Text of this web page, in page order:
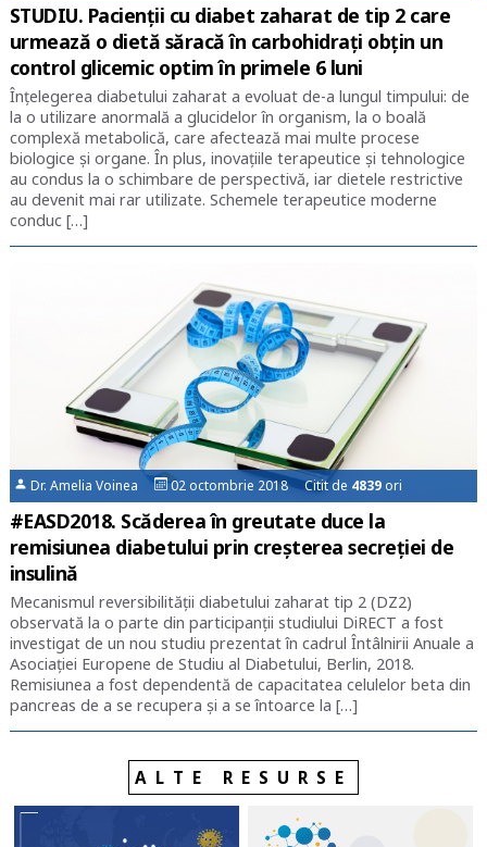
STUDIU. Pacienții cu diabet zaharat de tip 2 care
urmează o dietă săracă în carbohidrați obțin un
control glicemic optim în primele 6 luni
Înțelegerea diabetului zaharat a evoluat de-a lungul timpului: de
la o utilizare anormală a glucidelor în organism, la o boală
complexă metabolică, care afectează mai multe procese
biologice și organe. În plus, inovațiile terapeutice și tehnologice
au condus la o schimbare de perspectivă, iar dietele restrictive
au devenit mai rar utilizate. Schemele terapeutice moderne
conduc […]
Dr. Amelia Voinea 02 octombrie 2018 Citit de 4839 ori
#EASD2018. Scăderea în greutate duce la
remisiunea diabetului prin creșterea secreției de
insulină
Mecanismul reversibilității diabetului zaharat tip 2 (DZ2)
observată la o parte din participanții studiului DiRECT a fost
investigat de un nou studiu prezentat în cadrul Întâlnirii Anuale a
Asociației Europene de Studiu al Diabetului, Berlin, 2018.
Remisiunea a fost dependentă de capacitatea celulelor beta din
pancreas de a se recupera și a se întoarce la […]
ALTE RESURSE